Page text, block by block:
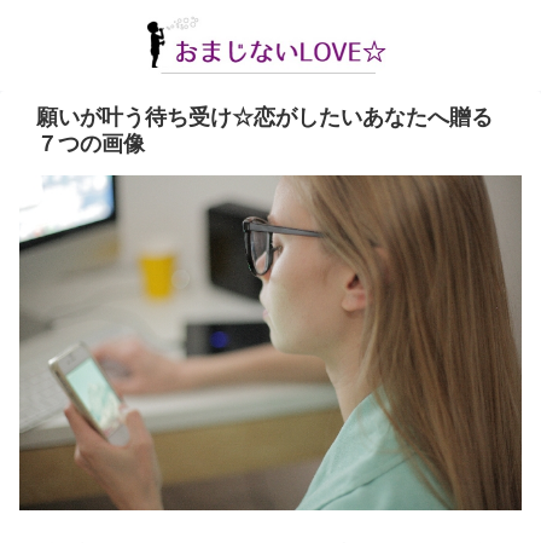
願いが叶う待ち受け☆恋がしたいあなたへ贈る
７つの画像